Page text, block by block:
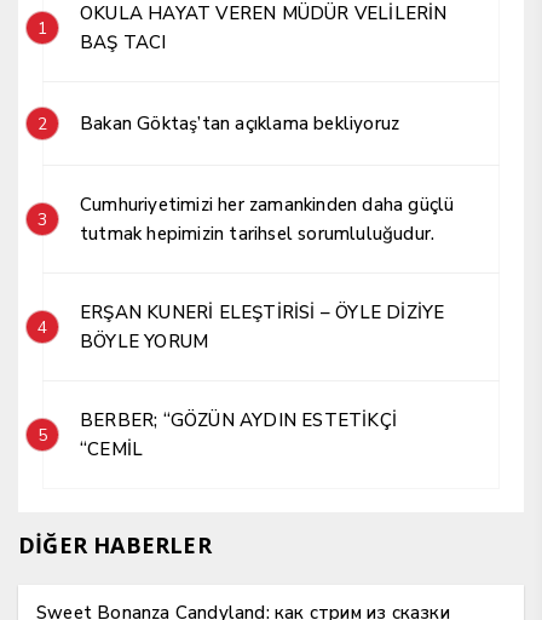
1
OKULA HAYAT VEREN MÜDÜR VELİLERİN
BAŞ TACI
2 Bakan Göktaş’tan açıklama bekliyoruz
3
Cumhuriyetimizi her zamankinden daha güçlü
tutmak hepimizin tarihsel sorumluluğudur.
4
ERŞAN KUNERİ ELEŞTİRİSİ – ÖYLE DİZİYE
BÖYLE YORUM
5
BERBER; “GÖZÜN AYDIN ESTETİKÇİ
“CEMİL
DİĞER HABERLER
Sweet Bonanza Candyland: как стрим из сказки